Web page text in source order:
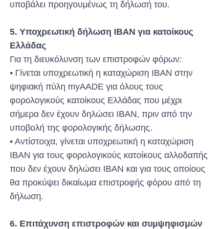
υποβάλει προηγουμένως τη δήλωσή του.
5. Υποχρεωτική δήλωση ΙΒΑΝ για κατοίκους
Ελλάδας
Για τη διευκόλυνση των επιστροφών φόρων:
• Γίνεται υποχρεωτική η καταχώριση IBAN στην
ψηφιακή πύλη myAADE για όλους τους
φορολογικούς κατοίκους Ελλάδας που μέχρι
σήμερα δεν έχουν δηλώσει IBAN, πριν από την
υποβολή της φορολογικής δήλωσης.
• Αντίστοιχα, γίνεται υποχρεωτική η καταχώριση
IBAN για τους φορολογικούς κατοίκους αλλοδαπής
που δεν έχουν δηλώσει ΙΒΑΝ και για τους οποίους
θα προκύψει δικαίωμα επιστροφής φόρου από τη
δήλωση.
6. Επιτάχυνση επιστροφών και συμψηφισμών